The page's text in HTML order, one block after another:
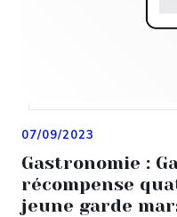
Gastronomie :
récompense
jeune garde
07/09/2023